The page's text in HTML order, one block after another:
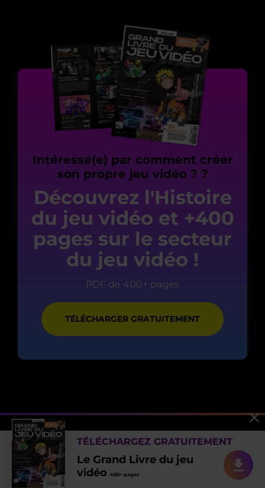
Intéressé(e) par comment créer
son propre jeu vidéo ? ?
Découvrez l'Histoire
du jeu vidéo et +400
pages sur le secteur
du jeu vidéo !
TÉLÉCHARGER GRATUITEMENT
PDF de 400+ pages
COMMENT PASSER DE L'IDÉE
TÉLÉCHARGEZ GRATUITEMENT
Le Grand Livre du jeu
vidéo 400+ pages